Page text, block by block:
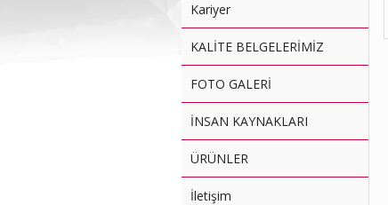
Kariyer
KALİTE BELGELERİMİZ
FOTO GALERİ
İNSAN KAYNAKLARI
ÜRÜNLER
İletişim